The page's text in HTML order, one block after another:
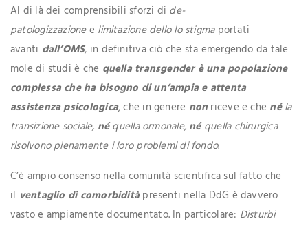
Al di là dei comprensibili sforzi di de-
patologizzazionee limitazione dello lostigma portati
avanti dall’OMS, in definitiva ciò che sta emergendo da tale
mole di studi è che quella transgender è una popolazione
complessa che ha bisogno di un’ampia e attenta
assistenza psicologica, che in genere nonriceve e che néla
transizione sociale, néquella ormonale, néquella chirurgica
risolvono pienamente i loro problemi di fondo.
C’è ampio consenso nella comunità scientifica sul fatto che
il ventaglio di comorbiditàpresenti nella DdG è davvero
vasto e ampiamente documentato. In particolare: Disturbi